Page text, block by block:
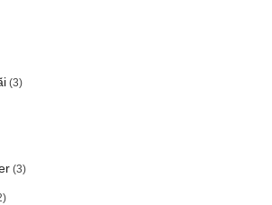
(3)
(3)